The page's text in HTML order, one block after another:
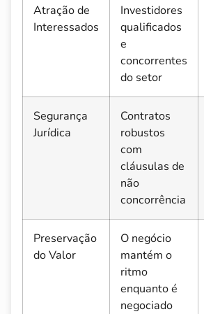
Atração de
Interessados
Investidores
qualificados
e
concorrentes
do setor
Segurança
Jurídica
Contratos
robustos
com
cláusulas de
não
concorrência
Preservação
do Valor
O negócio
mantém o
ritmo
enquanto é
negociado